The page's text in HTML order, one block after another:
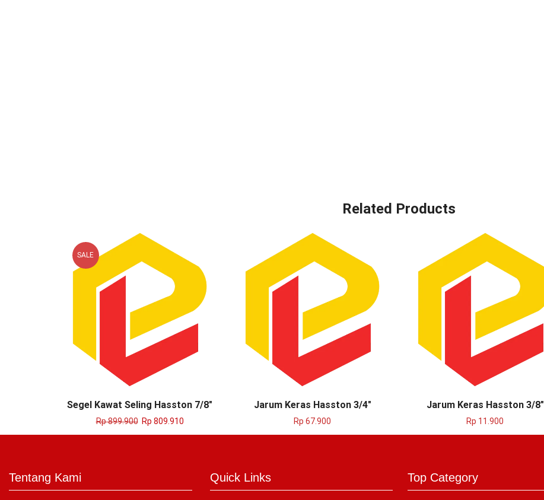
Related Products
SALE
Segel Kawat Seling Hasston 7/8″
Rp899.900 Rp 809.910
Jarum Keras Hasston 3/4″
Rp 67.900
Jarum Keras Hasston 3/8″
Rp 11.900
Tentang Kami Quick Links Top Category